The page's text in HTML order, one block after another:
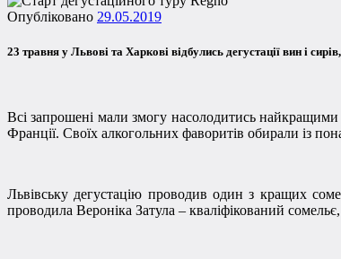
Опубліковано 29.05.2019
23 травня у Львові та Харкові відбулись дегустації вин і
Всі запрошені мали змогу насолодитись
Франції. Своїх алкогольних фаворитів обирали із
Львівську дегустацію проводив один з кращих
проводила Вероніка Затула – кваліфікований сомельє,